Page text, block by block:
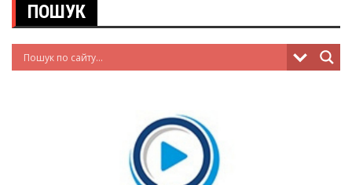
ПОШУК